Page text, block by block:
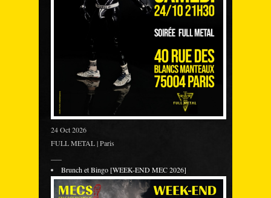
24 Oct 2026
FULL METAL | Paris
Brunch et Bingo [WEEK-END MEC 2026]